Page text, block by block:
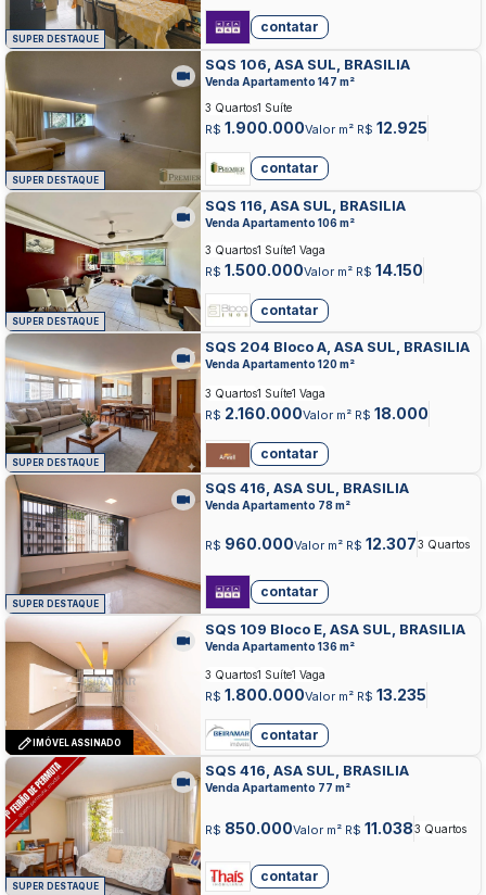
SUPER DESTAQUE
contatar
SUPER DESTAQUE
SQS 106, ASA SUL, BRASILIA
Venda Apartamento 147 m²
R$ 1.900.000Valor m² R$ 12.925
3 Quartos1 Suíte
contatar
SUPER DESTAQUE
SQS 116, ASA SUL, BRASILIA
Venda Apartamento 106 m²
R$ 1.500.000Valor m² R$ 14.150
3 Quartos1 Suíte1 Vaga
contatar
SUPER DESTAQUE
SQS 204 Bloco A, ASA SUL, BRASILIA
Venda Apartamento 120 m²
R$ 2.160.000Valor m² R$ 18.000
3 Quartos1 Suíte1 Vaga
contatar
SUPER DESTAQUE
SQS 416, ASA SUL, BRASILIA
Venda Apartamento 78 m²
R$ 960.000Valor m² R$ 12.3073 Quartos
contatar
IMÓVEL ASSINADO
SQS 109 Bloco E, ASA SUL, BRASILIA
Venda Apartamento 136 m²
R$ 1.800.000Valor m² R$ 13.235
3 Quartos1 Suíte1 Vaga
contatar
SUPER DESTAQUE
SQS 416, ASA SUL, BRASILIA
Venda Apartamento 77 m²
R$ 850.000Valor m² R$ 11.0383 Quartos
contatar